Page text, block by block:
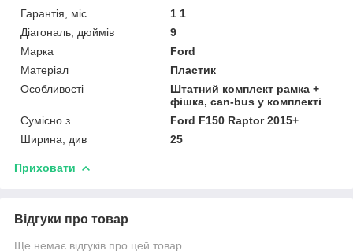
Гарантія, міс
1 1
Діагональ, дюймів
9
Марка
Ford
Матеріал
Пластик
Особливості
Штатний комплект рамка +
фішка, can-bus у комплекті
Сумісно з
Ford F150 Raptor 2015+
Ширина, див
25
Приховати
Відгуки про товар
Ще немає відгуків про цей товар